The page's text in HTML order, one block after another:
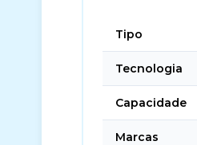
Tipo
Tecnologia
Capacidade
Marcas